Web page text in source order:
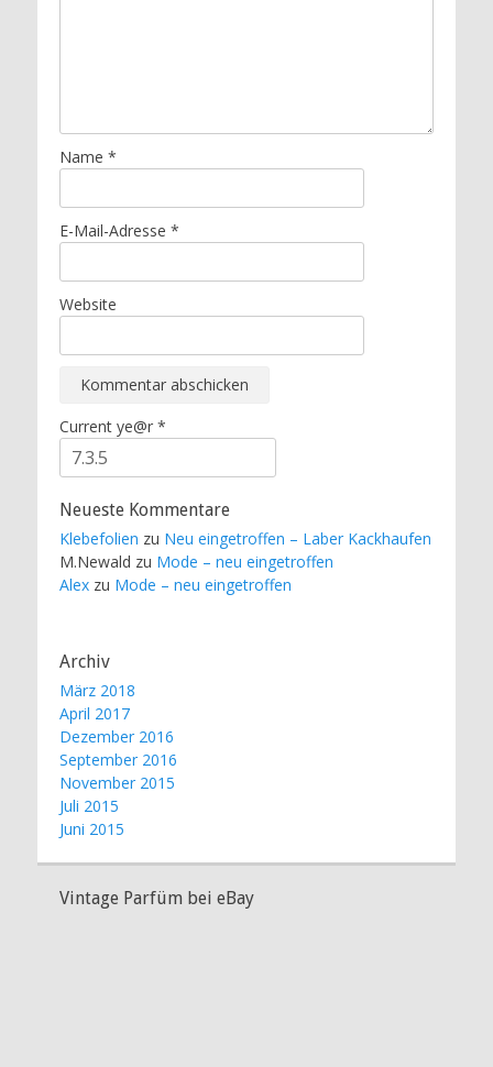
Name *
E-Mail-Adresse *
Website
Current ye@r *
Neueste Kommentare
Klebefolien zu Neu eingetroffen – Laber Kackhaufen
M.Newald zu Mode – neu eingetroffen
Alex zu Mode – neu eingetroffen
Archiv
März 2018
April 2017
Dezember 2016
September 2016
November 2015
Juli 2015
Juni 2015
Vintage Parfüm bei eBay